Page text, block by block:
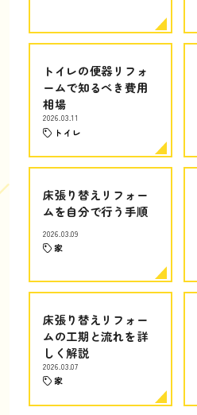
トイレの便器リフォ
ームで知るべき費用
相場
2026.03.11
トイレ
床張り替えリフォー
ムを自分で行う手順
2026.03.09
家
床張り替えリフォー
ムの工期と流れを詳
しく解説
2026.03.07
家